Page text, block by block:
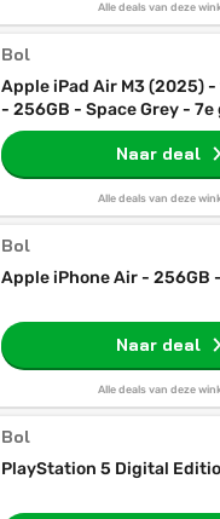
Alle deals van deze
Bol
Apple iPad Air M3 (2025) -
- 256GB - Space Grey -
Naar deal
Alle deals van deze
Bol
Apple iPhone Air - 256GB
Naar deal
Alle deals van deze
Bol
PlayStation 5 Digital